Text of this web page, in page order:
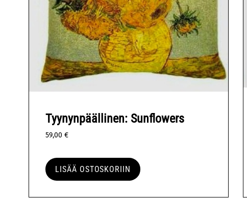
Tyynynpäällinen: Sunflowers
59,00 €
LISÄÄ OSTOSKORIIN